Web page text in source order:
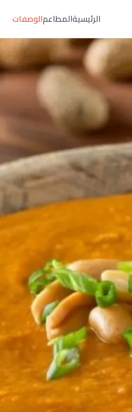
الرئيسيةالمطاعمالوصفات